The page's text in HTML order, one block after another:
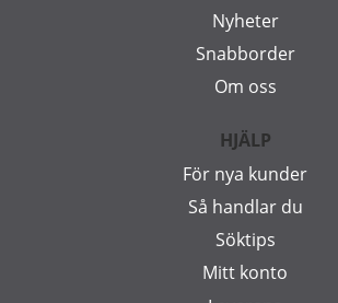
Nyheter
Snabborder
Om oss
HJÄLP
För nya kunder
Så handlar du
Söktips
Mitt konto